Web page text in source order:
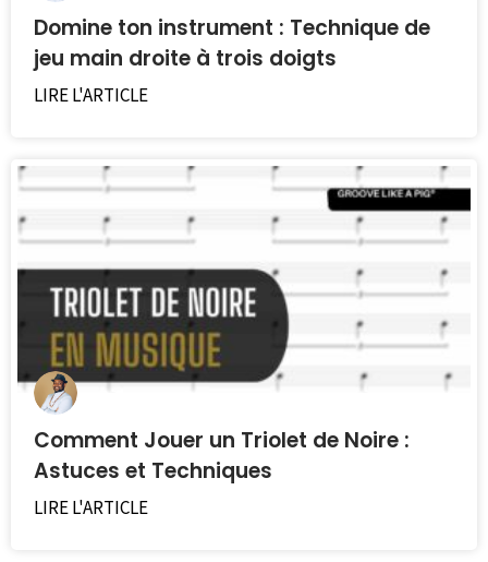
Domine ton instrument : Technique de
jeu main droite à trois doigts
LIRE L'ARTICLE
Comment Jouer un Triolet de Noire :
Astuces et Techniques
LIRE L'ARTICLE